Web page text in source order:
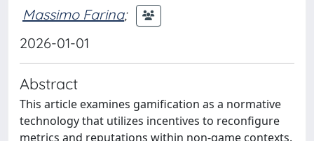
Massimo Farina;
2026-01-01
Abstract
This article examines gamification as a normative
technology that utilizes incentives to reconfigure
metrics and reputations within non-game contexts.